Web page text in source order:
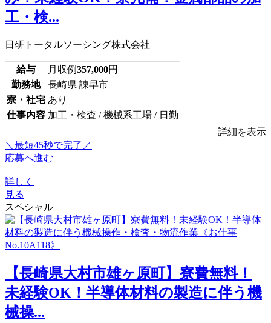
工・検...
日研トータルソーシング株式会社
給与 月収例357,000円
勤務地
長崎県 諫早市
寮・社宅 あり
仕事内容 加工・検査 / 機械系工場 / 日勤
詳細を表示
＼最短45秒で完了／
応募へ進む
詳しく
見る
スペシャル
【長崎県大村市雄ヶ原町】寮費無料！
未経験OK！半導体材料の製造に伴う機
械操...